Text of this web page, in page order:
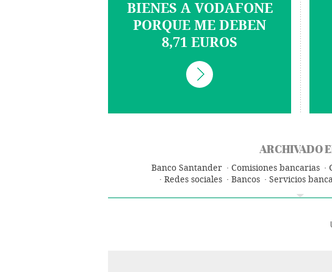
BIENES A VODAFONE
PORQUE ME DEBEN
8,71 EUROS
ARCHIVADO
Banco Santander Comisiones bancarias
Redes sociales
Bancos Servicios